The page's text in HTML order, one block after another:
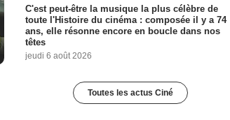
C'est peut-être la musique la plus célèbre de
toute l'Histoire du cinéma : composée il y a 74
ans, elle résonne encore en boucle dans nos
têtes
jeudi 6 août 2026
Toutes les actus Ciné